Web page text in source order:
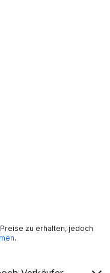
zu erhalten, jedoch
.